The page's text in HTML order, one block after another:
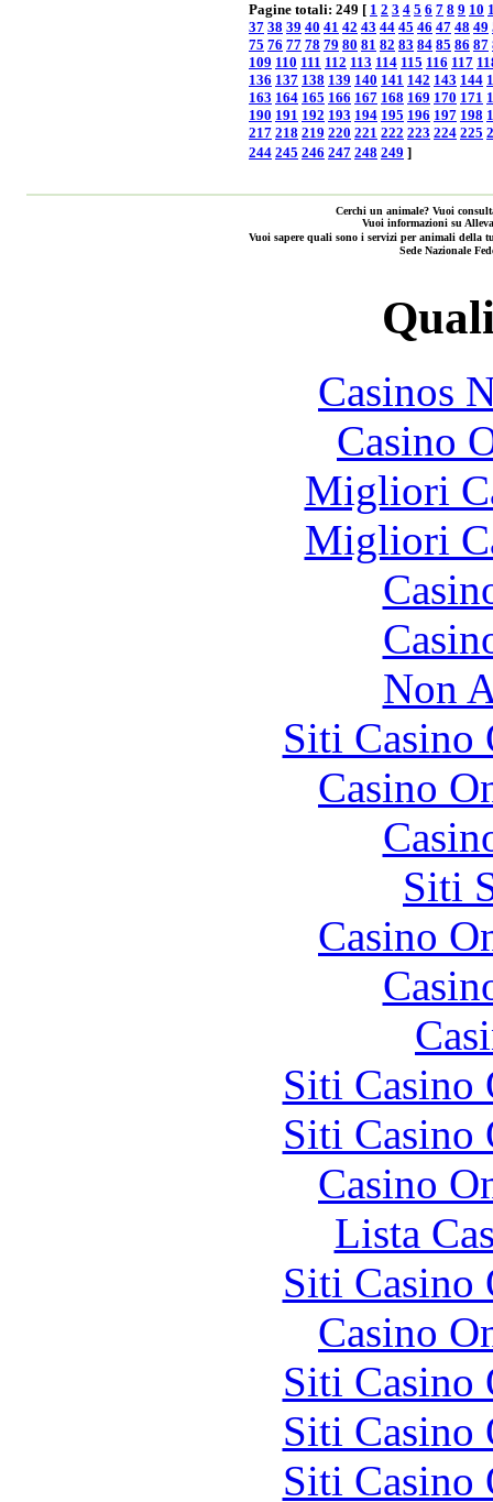
Pagine totali: 249 [ 1 2 3 4 5 6 7 8 9 10
37 38 39 40 41 42 43 44 45 46 47 48 49
75 76 77 78 79 80 81 82 83 84 85 86 87
109 110 111 112 113 114 115 116 117
136 137 138 139 140 141 142 143 144
163 164 165 166 167 168 169 170 171
190 191 192 193 194 195 196 197 198
217 218 219 220 221 222 223 224 225
244 245 246 247 248 249 ]
Cerchi un animale? Vuoi
Vuoi informazioni su
Vuoi sapere quali sono i servizi per animali
Sede Nazionale
Casinos
Casino
Migliori
Migliori
Non
Siti Casino
Casino
Siti
Casino
Siti Casino
Siti Casino
Casino
Lista
Siti Casino
Casino
Siti Casino
Siti Casino
Siti Casino